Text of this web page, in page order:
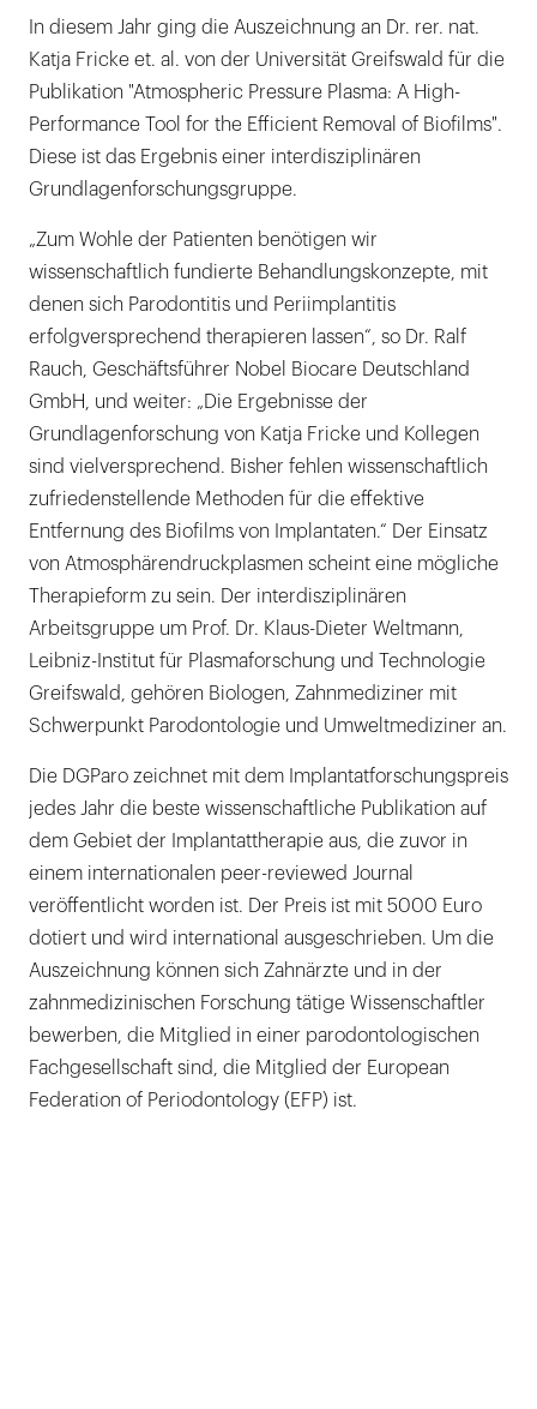
In diesem Jahr ging die Auszeichnung an Dr. rer. nat.
Katja Fricke et. al. von der Universität Greifswald für die
Publikation "Atmospheric Pressure Plasma: A High-
Performance Tool for the Efficient Removal of Biofilms".
Diese ist das Ergebnis einer interdisziplinären
Grundlagenforschungsgruppe.
„Zum Wohle der Patienten benötigen wir
wissenschaftlich fundierte Behandlungskonzepte, mit
denen sich Parodontitis und Periimplantitis
erfolgversprechend therapieren lassen“, so Dr. Ralf
Rauch, Geschäftsführer Nobel Biocare Deutschland
GmbH, und weiter: „Die Ergebnisse der
Grundlagenforschung von Katja Fricke und Kollegen
sind vielversprechend. Bisher fehlen wissenschaftlich
zufriedenstellende Methoden für die effektive
Entfernung des Biofilms von Implantaten.“ Der Einsatz
von Atmosphärendruckplasmen scheint eine mögliche
Therapieform zu sein. Der interdisziplinären
Arbeitsgruppe um Prof. Dr. Klaus-Dieter Weltmann,
Leibniz-Institut für Plasmaforschung und Technologie
Greifswald, gehören Biologen, Zahnmediziner mit
Schwerpunkt Parodontologie und Umweltmediziner an.
Die DGParo zeichnet mit dem Implantatforschungspreis
jedes Jahr die beste wissenschaftliche Publikation auf
dem Gebiet der Implantattherapie aus, die zuvor in
einem internationalen peer-reviewed Journal
veröffentlicht worden ist. Der Preis ist mit 5000 Euro
dotiert und wird international ausgeschrieben. Um die
Auszeichnung können sich Zahnärzte und in der
zahnmedizinischen Forschung tätige Wissenschaftler
bewerben, die Mitglied in einer parodontologischen
Fachgesellschaft sind, die Mitglied der European
Federation of Periodontology (EFP) ist.